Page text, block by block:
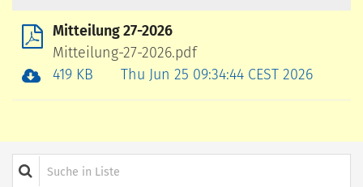
Mitteilung 27-2026
Mitteilung-27-2026.pdf
419 KB
Thu Jun 25 09:34:44 CEST 2026
Suche in Liste